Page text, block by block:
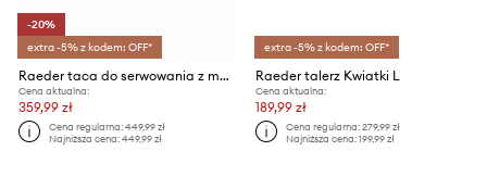
-20%
extra -5% z kodem: OFF*
Raeder taca do serwowania z miseczkami Together Set 30 cm
Cena aktualna:
359,99 zł
Cena regularna:449,99 zł
Najniższa cena:449,99 zł
extra -5% z kodem: OFF*
Raeder talerz Kwiatki L
Cena aktualna:
189,99 zł
Cena regularna:279,99 zł
Najniższa cena:199,99 zł